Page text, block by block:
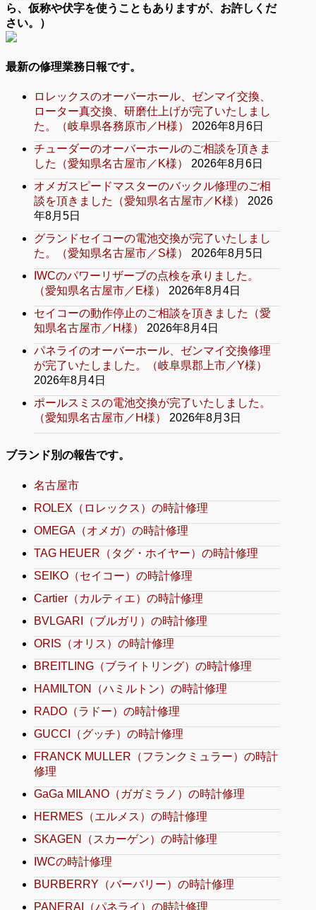
ら、仮称や伏字を使うこともありますが、お許しくだ
さい。）
最新の修理業務日報です。
ロレックスのオーバーホール、ゼンマイ交換、
ローター真交換、研磨仕上げが完了いたしまし
た。（岐阜県各務原市／H様）
2026年8月6日
チューダーのオーバーホールのご相談を頂きま
した（愛知県名古屋市／K様）
2026年8月6日
オメガスピードマスターのバックル修理のご相
談を頂きました（愛知県名古屋市／K様）
2026
年8月5日
グランドセイコーの電池交換が完了いたしまし
た。（愛知県名古屋市／S様）
2026年8月5日
IWCのパワーリザーブの点検を承りました。
（愛知県名古屋市／E様）
2026年8月4日
セイコーの動作停止のご相談を頂きました（愛
知県名古屋市／H様）
2026年8月4日
パネライのオーバーホール、ゼンマイ交換修理
が完了いたしました。（岐阜県郡上市／Y様）
2026年8月4日
ポールスミスの電池交換が完了いたしました。
（愛知県名古屋市／H様）
2026年8月3日
ブランド別の報告です。
名古屋市
ROLEX（ロレックス）の時計修理
OMEGA（オメガ）の時計修理
TAG HEUER（タグ・ホイヤー）の時計修理
SEIKO（セイコー）の時計修理
Cartier（カルティエ）の時計修理
BVLGARI（ブルガリ）の時計修理
ORIS（オリス）の時計修理
BREITLING（ブライトリング）の時計修理
HAMILTON（ハミルトン）の時計修理
RADO（ラドー）の時計修理
GUCCI（グッチ）の時計修理
FRANCK MULLER（フランクミュラー）の時計
修理
GaGa MILANO（ガガミラノ）の時計修理
HERMES（エルメス）の時計修理
SKAGEN（スカーゲン）の時計修理
IWCの時計修理
BURBERRY（バーバリー）の時計修理
PANERAI（パネライ）の時計修理